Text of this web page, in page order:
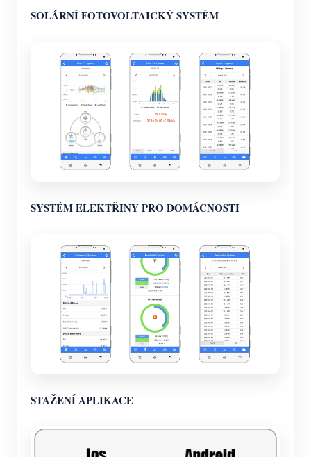
SOLÁRNÍ FOTOVOLTAICKÝ SYSTÉM
SYSTÉM ELEKTŘINY PRO DOMÁCNOSTI
STAŽENÍ APLIKACE